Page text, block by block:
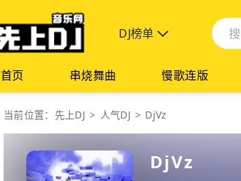
DJ榜单
首页 串烧舞曲 慢歌连版
当前位置： 先上DJ > 人气DJ > DjVz
DjVz